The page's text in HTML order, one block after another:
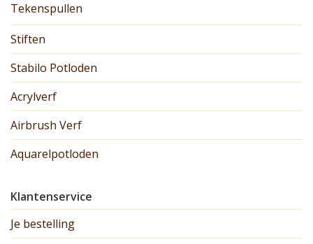
Tekenspullen
Stiften
Stabilo Potloden
Acrylverf
Airbrush Verf
Aquarelpotloden
Klantenservice
Je bestelling